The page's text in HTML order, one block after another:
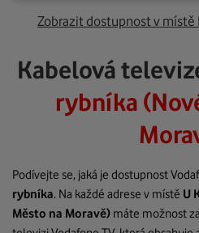
Zobrazit dostupnost v místě
Kabelová
rybníka
Podívejte se, jaká je dostupnost
rybníka. Na každé adrese v místě U
Město na Moravě) máte možnost